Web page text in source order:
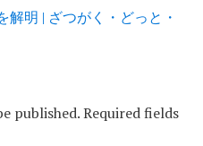
解明 | ざつがく・どっと・
published. Required fields